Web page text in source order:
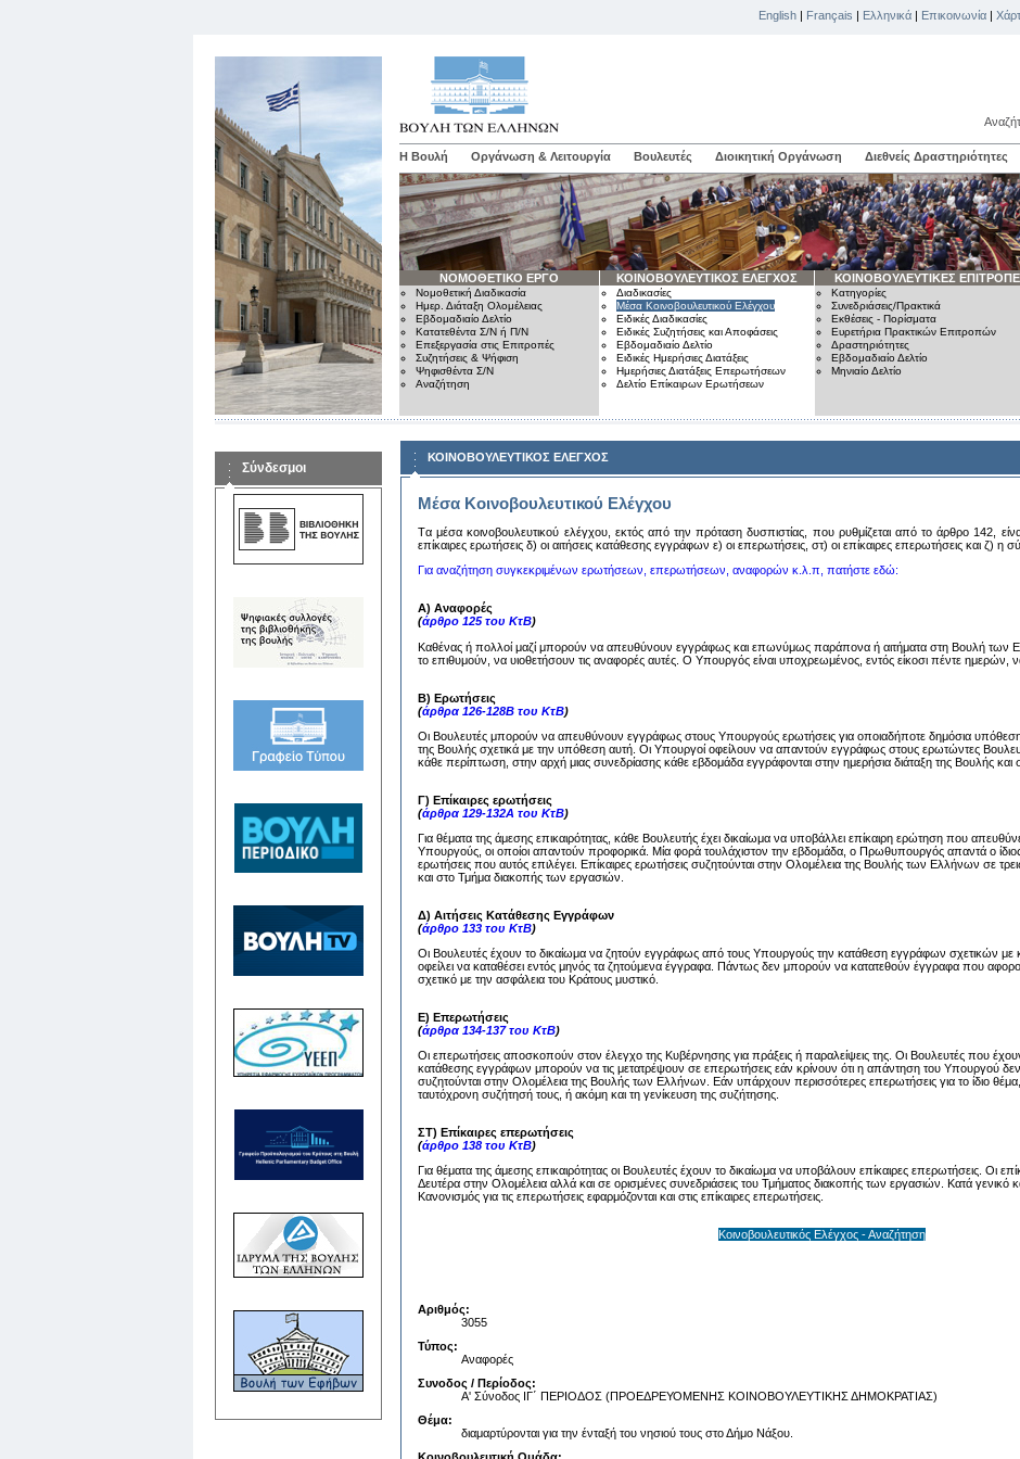
English | Français | Ελληνικά | Επικοινωνία |
Η Βουλή Οργάνωση & Λειτουργία Βουλευτές Διοικητική Οργάνωση Διεθνείς Δραστηριότητες
ΝΟΜΟΘΕΤΙΚΟ ΕΡΓΟ
Νομοθετική Διαδικασία
Ημερ. Διάταξη Ολομέλειας
Εβδομαδιαίο Δελτίο
Κατατεθέντα Σ/Ν ή Π/Ν
Επεξεργασία στις Επιτροπές
Συζητήσεις & Ψήφιση
Ψηφισθέντα Σ/Ν
Αναζήτηση
ΚΟΙΝΟΒΟΥΛΕΥΤΙΚΟΣ ΕΛΕΓΧΟΣ
Διαδικασίες
Μέσα Κοινοβουλευτικού Ελέγχου
Ειδικές Διαδικασίες
Ειδικές Συζητήσεις και Αποφάσεις
Εβδομαδιαίο Δελτίο
Ειδικές Ημερήσιες Διατάξεις
Ημερήσιες Διατάξεις Επερωτήσεων
Δελτίο Επίκαιρων Ερωτήσεων
ΚΟΙΝΟΒΟΥΛΕΥΤΙΚΕΣ
Κατηγορίες
Συνεδριάσεις/Πρακτικά
Εκθέσεις - Πορίσματα
Ευρετήρια Πρακτικών Επιτροπών
Δραστηριότητες
Εβδομαδιαίο Δελτίο
Μηνιαίο Δελτίο
Σύνδεσμοι
ΚΟΙΝΟΒΟΥΛΕΥΤΙΚΟΣ ΕΛΕΓΧΟΣ
Μέσα Κοινοβουλευτικού Ελέγχου
Tα μέσα κoινoβoυλευτικoύ ελέγχoυ, εκτός από την πρόταση δυσπιστίας, πoυ ρυθμίζεται από τo άρθρo 142,
επίκαιρες ερωτήσεις δ) oι αιτήσεις κατάθεσης εγγράφων ε) oι επερωτήσεις, στ) oι επίκαιρες επερωτήσεις και ζ) η
Για αναζήτηση συγκεκριμένων ερωτήσεων, επερωτήσεων, αναφορών κ.λ.π, πατήστε εδώ:
Α) Αναφορές
(άρθρο 125 του ΚτΒ)
Καθένας ή πολλοί μαζί μπορούν να απευθύνουν εγγράφως και επωνύμως παράπονα ή αιτήματα στη Βουλή των
το επιθυμούν, να υιοθετήσουν τις αναφορές αυτές. Ο Υπουργός είναι υποχρεωμένος, εντός είκοσι πέντε ημερών,
Β) Ερωτήσεις
(άρθρα 126-128Β του ΚτΒ)
Οι Βουλευτές μπορούν να απευθύνουν εγγράφως στους Υπουργούς ερωτήσεις για οποιαδήποτε δημόσια
της Βουλής σχετικά με την υπόθεση αυτή. Οι Υπουργοί οφείλουν να απαντούν εγγράφως στους ερωτώντες
κάθε περίπτωση, στην αρχή μιας συνεδρίασης κάθε εβδομάδα εγγράφονται στην ημερήσια διάταξη της Βουλής και
Γ) Επίκαιρες ερωτήσεις
(άρθρα 129-132Α του ΚτΒ)
Για θέματα της άμεσης επικαιρότητας, κάθε Βουλευτής έχει δικαίωμα να υποβάλλει επίκαιρη ερώτηση που
Υπουργούς, οι οποίοι απαντούν προφορικά. Μία φορά τουλάχιστον την εβδομάδα, ο Πρωθυπουργός απαντά ο ίδιος
ερωτήσεις που αυτός επιλέγει. Επίκαιρες ερωτήσεις συζητούνται στην Ολομέλεια της Βουλής των Ελλήνων σε
και στο Τμήμα διακοπής των εργασιών.
Δ) Αιτήσεις Κατάθεσης Εγγράφων
(άρθρο 133 του ΚτΒ)
Οι Βουλευτές έχουν το δικαίωμα να ζητούν εγγράφως από τους Υπουργούς την κατάθεση εγγράφων σχετικών
οφείλει να καταθέσει εντός μηνός τα ζητούμενα έγγραφα. Πάντως δεν μπορούν να κατατεθούν έγγραφα που
σχετικό με την ασφάλεια του Κράτους μυστικό.
Ε) Επερωτήσεις
(άρθρα 134-137 του ΚτΒ)
Οι επερωτήσεις αποσκοπούν στον έλεγχο της Κυβέρνησης για πράξεις ή παραλείψεις της. Οι Βουλευτές που
κατάθεσης εγγράφων μπορούν να τις μετατρέψουν σε επερωτήσεις εάν κρίνουν ότι η απάντηση του Υπουργού
συζητούνται στην Ολομέλεια της Βουλής των Ελλήνων. Εάν υπάρχουν περισσότερες επερωτήσεις για το ίδιο
ταυτόχρονη συζήτησή τους, ή ακόμη και τη γενίκευση της συζήτησης.
ΣΤ) Επίκαιρες επερωτήσεις
(άρθρο 138 του ΚτΒ)
Για θέματα της άμεσης επικαιρότητας οι Βουλευτές έχουν το δικαίωμα να υποβάλουν επίκαιρες επερωτήσεις. Οι
Δευτέρα στην Ολομέλεια αλλά και σε ορισμένες συνεδριάσεις του Τμήματος διακοπής των εργασιών. Κατά γενικό
Κανονισμός για τις επερωτήσεις εφαρμόζονται και στις επίκαιρες επερωτήσεις.
Κοινοβουλευτικός Ελέγχος - Αναζήτηση
Αριθμός:
3055
Τύπος:
Αναφορές
Συνοδος / Περίοδος:
Α' Σύνοδος ΙΓ΄ ΠΕΡΙΟΔΟΣ (ΠΡΟΕΔΡΕΥΟΜΕΝΗΣ ΚΟΙΝΟΒΟΥΛΕΥΤΙΚΗΣ ΔΗΜΟΚΡΑΤΙΑΣ)
Θέμα:
διαμαρτύρονται για την ένταξή του νησιού τους στο Δήμο Νάξου.